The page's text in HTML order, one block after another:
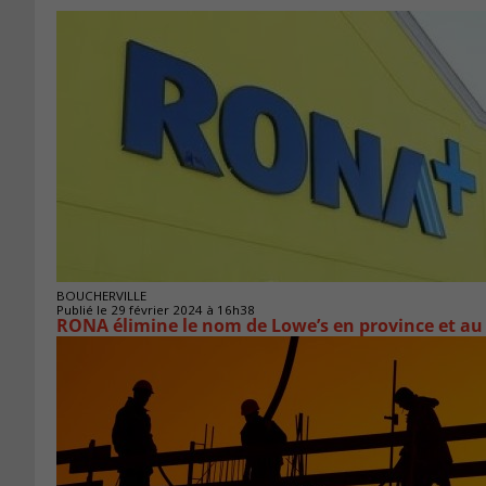
BOUCHERVILLE
Publié le 29 février 2024 à 16h38
RONA élimine le nom de Lowe’s en province et